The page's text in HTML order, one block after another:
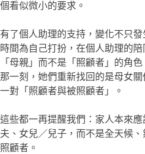
個看似微小的要求。
有了個人助理的支持，變化不只
時間為自己打扮，在個人助理的
「母親」而不是「照顧者」的角
那一刻，她們重新找回的是母女
一對「照顧者與被照顧者」。
這些都一再提醒我們：家人本來
夫、女兒／兒子，而不是全天候
照顧者。